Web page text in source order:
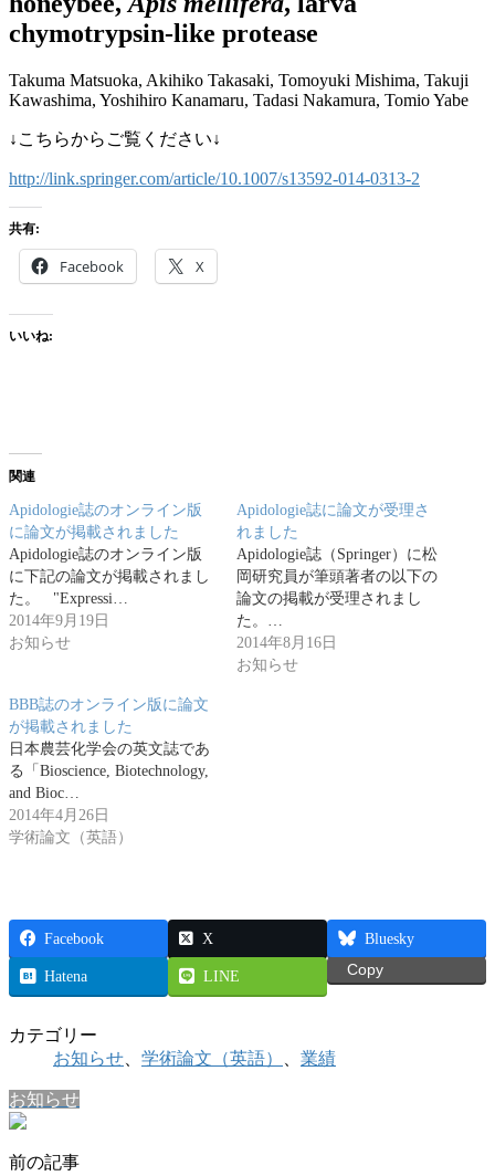
chymotrypsin-like protease
Takuma Matsuoka, Akihiko Takasaki, Tomoyuki Mishima, Takuji
Kawashima, Yoshihiro Kanamaru, Tadasi Nakamura, Tomio Yabe
↓こちらからご覧ください↓
http://link.springer.com/article/10.1007/s13592-014-0313-2
共有:
Facebook X
いいね:
関連
Apidologie誌のオンライン版
に論文が掲載されました
Apidologie誌のオンライン版
に下記の論文が掲載されまし
た。 "Expressi…
2014年9月19日
お知らせ
Apidologie誌に論文が受理さ
れました
Apidologie誌（Springer）に松
岡研究員が筆頭著者の以下の
論文の掲載が受理されまし
た。…
2014年8月16日
お知らせ
BBB誌のオンライン版に論文
が掲載されました
日本農芸化学会の英文誌であ
る「Bioscience, Biotechnology,
and Bioc…
2014年4月26日
学術論文（英語）
Facebook X Bluesky
Hatena LINE Copy
カテゴリー
お知らせ
学術論文（英語） 業績
お知らせ
前の記事